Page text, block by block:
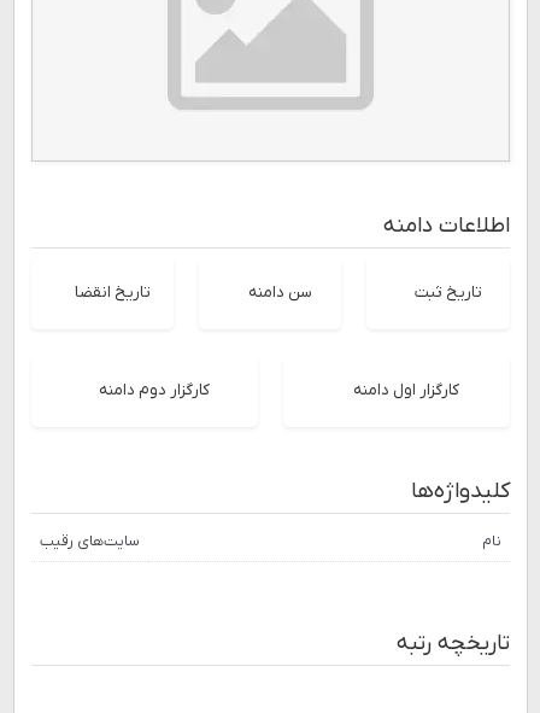
اطلاعات دامنه
تاریخ ثبت سن دامنه تاریخ انقضا
کارگزار اول دامنه کارگزار دوم دامنه
کلیدواژه‌ها
نام سایت‌های رقیب
تاریخچه رتبه